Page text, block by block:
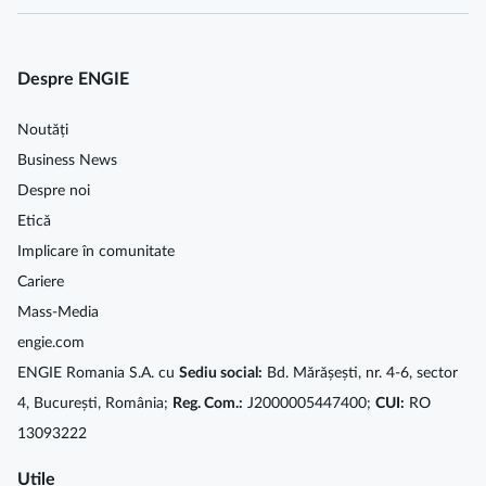
Despre ENGIE
Noutăți
Business News
Despre noi
Etică
Implicare în comunitate
Cariere
Mass-Media
engie.com
ENGIE Romania S.A. cu Sediu social: Bd. Mărășești, nr. 4-6, sector
4, București, România; Reg. Com.: J2000005447400; CUI: RO
13093222
Utile